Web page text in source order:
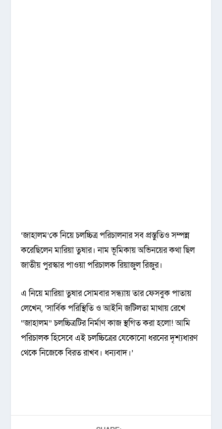
‘জাহালম’কে নিয়ে চলচ্চিত্র পরিচালনার সব প্রস্তুতিও সম্পন্ন
করেছিলেন মারিয়া তুষার। নাম ভূমিকায় অভিনয়ের কথা ছিল
জাতীয় পুরস্কার পাওয়া পরিচালক রিয়াজুল রিজুর।
এ নিয়ে মারিয়া তুষার সোমবার সন্ধ্যায় তার ফেসবুক‌ পাতায়
লেখেন, ‘সার্বিক পরিস্থিতি ও আইনি জটিলতা মাথায় রেখে
“জাহালম” চলচ্চিত্রটির নির্মাণ কাজ স্থগিত করা হলো! আমি
পরিচালক হিসেবে এই চলচ্চিত্রের যেকোনো ধরনের দৃশ্যধারণ
থেকে নিজেকে বিরত রাখব। ধন্যবাদ।’